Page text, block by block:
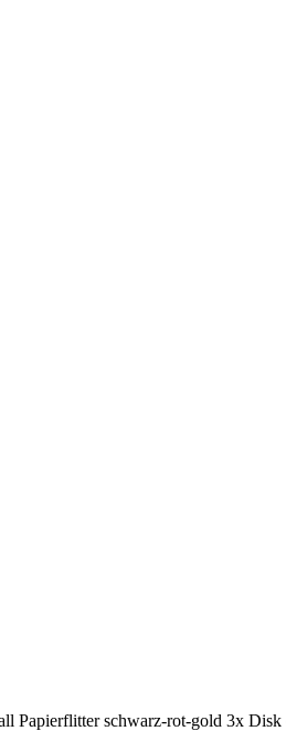
Papierflitter schwarz-rot-gold 3x